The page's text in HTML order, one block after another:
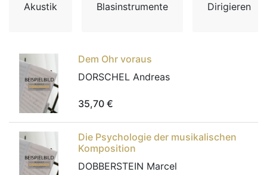
Akustik Blasinstrumente Dirigieren
Dem Ohr voraus
DORSCHEL Andreas
35,70 €
Die Psychologie der musikalischen
Komposition
DOBBERSTEIN Marcel